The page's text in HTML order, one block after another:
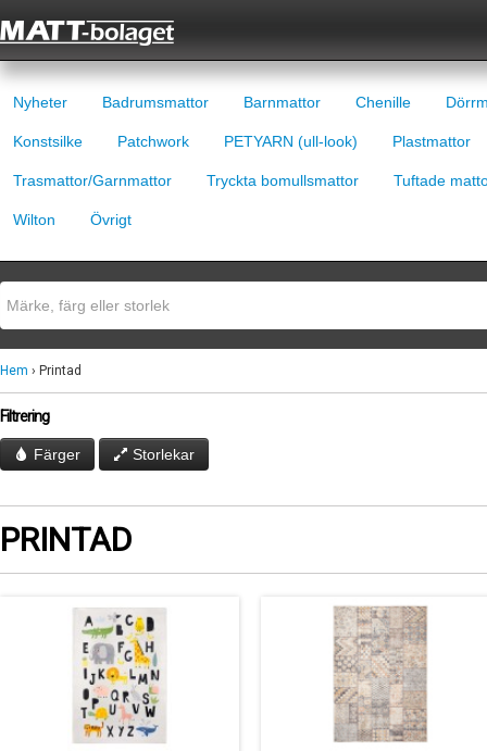
Nyheter Badrumsmattor Barnmattor Chenille
Konstsilke Patchwork PETYARN (ull-look) Plastmattor
Trasmattor/Garnmattor Tryckta bomullsmattor Tuftade
Wilton Övrigt
Hem › Printad
Filtrering
Färger Storlekar
PRINTAD